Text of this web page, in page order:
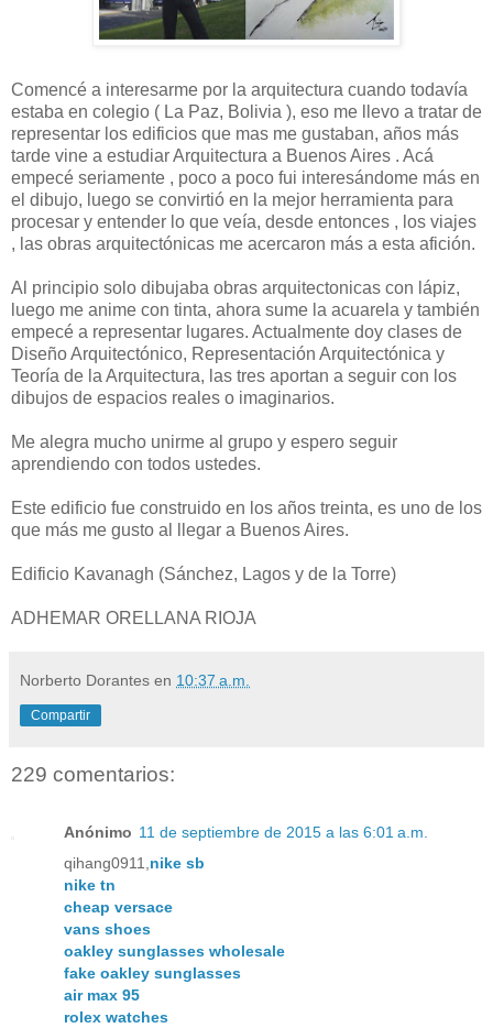
Comencé a interesarme por la arquitectura cuando todavía
estaba en colegio ( La Paz, Bolivia ), eso me llevo a tratar de
representar los edificios que mas me gustaban, años más
tarde vine a estudiar Arquitectura a Buenos Aires . Acá
empecé seriamente , poco a poco fui interesándome más en
el dibujo, luego se convirtió en la mejor herramienta para
procesar y entender lo que veía, desde entonces , los viajes
, las obras arquitectónicas me acercaron más a esta afición.
Al principio solo dibujaba obras arquitectonicas con lápiz,
luego me anime con tinta, ahora sume la acuarela y también
empecé a representar lugares. Actualmente doy clases de
Diseño Arquitectónico, Representación Arquitectónica y
Teoría de la Arquitectura, las tres aportan a seguir con los
dibujos de espacios reales o imaginarios.
Me alegra mucho unirme al grupo y espero seguir
aprendiendo con todos ustedes.
Este edificio fue construido en los años treinta, es uno de los
que más me gusto al llegar a Buenos Aires.
Edificio Kavanagh (Sánchez, Lagos y de la Torre)
ADHEMAR ORELLANA RIOJA
Norberto Dorantes en 10:37 a.m.
Compartir
229 comentarios:
Anónimo 11 de septiembre de 2015 a las 6:01 a.m.
qihang0911, nike sb
nike tn
cheap versace
vans shoes
oakley sunglasses wholesale
fake oakley sunglasses
air max 95
rolex watches